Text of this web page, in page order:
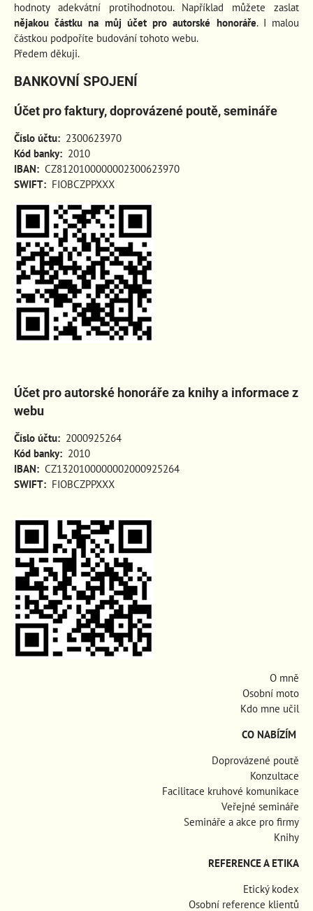
hodnoty adekvátní protihodnotou. Například můžete zaslat
nějakou částku na můj účet pro autorské honoráře. I malou
částkou podpoříte budování tohoto webu.
Předem děkuji.
BANKOVNÍ SPOJENÍ
Účet pro faktury, doprovázené poutě, semináře
Číslo účtu: 2300623970
Kód banky: 2010
IBAN: CZ8120100000002300623970
SWIFT: FIOBCZPPXXX
Účet pro autorské honoráře za knihy a informace z
webu
Číslo účtu: 2000925264
Kód banky: 2010
IBAN: CZ1320100000002000925264
SWIFT: FIOBCZPPXXX
O mně
Osobní moto
Kdo mne učil
CO NABÍZÍM
Doprovázené poutě
Konzultace
Facilitace kruhové komunikace
Veřejné semináře
Semináře a akce pro firmy
Knihy
REFERENCE A ETIKA
Etický kodex
Osobní reference klientů